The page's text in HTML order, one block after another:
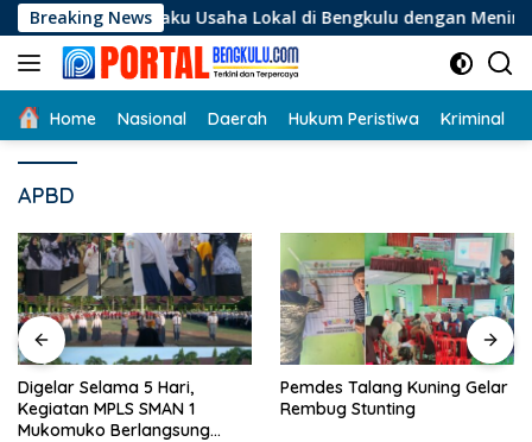
Langsung
ke
konten
Breaking News
Usaha Lokal di Bengkulu dengan Meningkatkan Ruang
Home Nasional Daerah Hukum Peristiwa Kriminal
APBD
Digelar Selama 5 Hari,
Kegiatan MPLS SMAN 1
Mukomuko Berlangsung
Pemdes Talang Kuning Gelar
Rembug Stunting